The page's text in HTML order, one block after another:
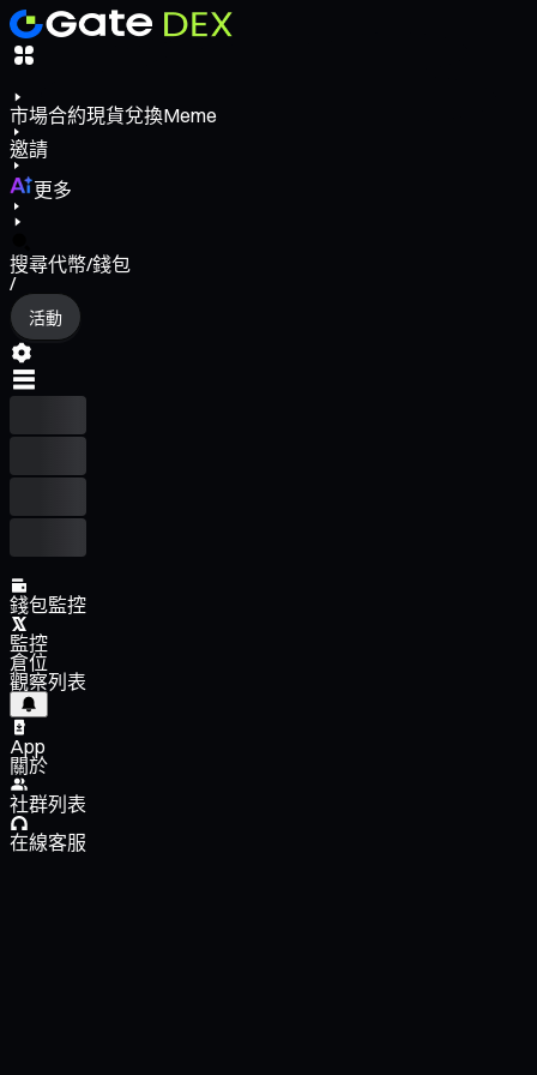
市場合約現貨兌換Meme
邀請
更多
搜尋代幣/錢包
/
活動
錢包監控
監控
倉位
觀察列表
App
關於
社群列表
在線客服